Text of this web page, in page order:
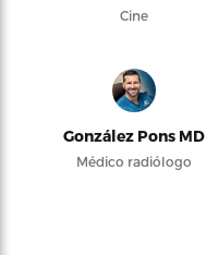
Cine
González Pons MD
Médico radiólogo